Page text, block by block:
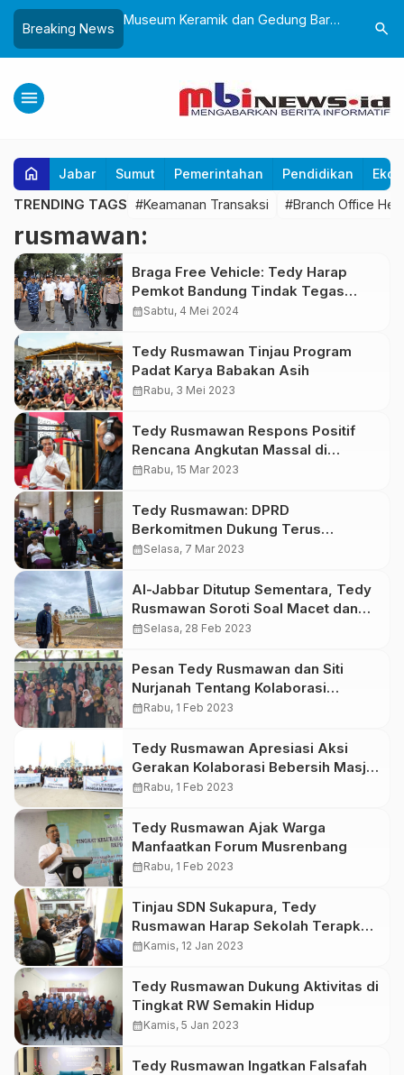
Breaking News
25 dengan Aksi
dan Alun-Alun
Museum Keramik dan Gedung Baru
Ponpes Al-Fath Perkuat Pelestarian
Budaya Nusantara
Lantik
Adaptif
search
menu
home Jabar Sumut Pemerintahan Pendidikan
TRENDING TAGS #Keamanan Transaksi #Branch Office
rusmawan:
Braga Free Vehicle: Tedy Harap
Pemkot Bandung Tindak Tegas
Parkir Liar di Jalan Braga
calendar_monthSabtu, 4 Mei 2024
Tedy Rusmawan Tinjau Program
Padat Karya Babakan Asih
calendar_monthRabu, 3 Mei 2023
Tedy Rusmawan Respons Positif
Rencana Angkutan Massal di
Bandung Raya
calendar_monthRabu, 15 Mar 2023
Tedy Rusmawan: DPRD
Berkomitmen Dukung Terus
Kampung KB Berkualitas
calendar_monthSelasa, 7 Mar 2023
Al-Jabbar Ditutup Sementara, Tedy
Rusmawan Soroti Soal Macet dan
Sampah
calendar_monthSelasa, 28 Feb 2023
Pesan Tedy Rusmawan dan Siti
Nurjanah Tentang Kolaborasi
Parenting
calendar_monthRabu, 1 Feb 2023
Tedy Rusmawan Apresiasi Aksi
Gerakan Kolaborasi Bebersih Masjid
Al Jabbar
calendar_monthRabu, 1 Feb 2023
Tedy Rusmawan Ajak Warga
Manfaatkan Forum Musrenbang
calendar_monthRabu, 1 Feb 2023
Tinjau SDN Sukapura, Tedy
Rusmawan Harap Sekolah Terapkan
Mitigasi Bencana
calendar_monthKamis, 12 Jan 2023
Tedy Rusmawan Dukung Aktivitas di
Tingkat RW Semakin Hidup
calendar_monthKamis, 5 Jan 2023
Tedy Rusmawan Ingatkan Falsafah